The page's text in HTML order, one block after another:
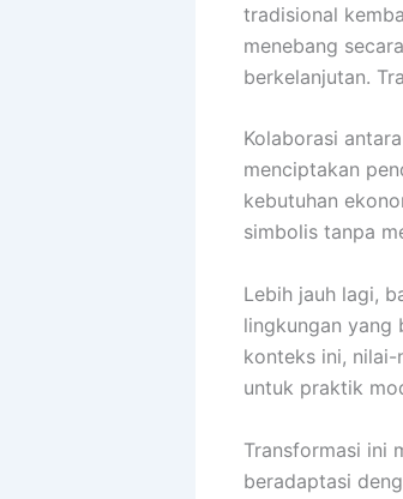
tradisional
menebang
berkelanjutan.
Kolaborasi
menciptakan
kebutuhan
simbolis tanpa
Lebih jauh lagi,
lingkungan yang
konteks ini,
untuk praktik
Transformasi ini
beradaptasi